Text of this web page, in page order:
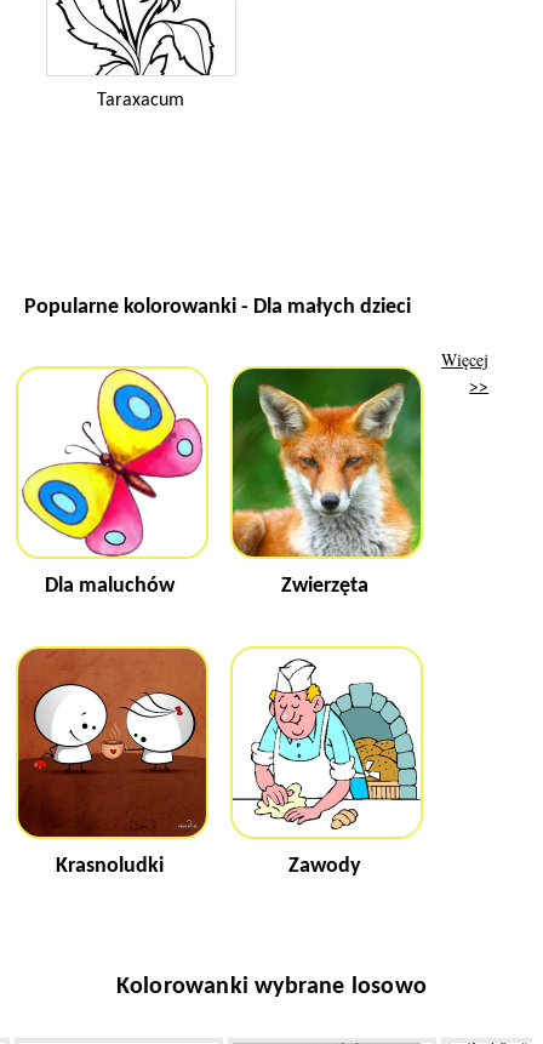
Taraxacum
Popularne kolorowanki - Dla małych dzieci
Dla maluchów Zwierzęta
Krasnoludki Zawody
Więcej
>>
Kolorowanki wybrane losowo